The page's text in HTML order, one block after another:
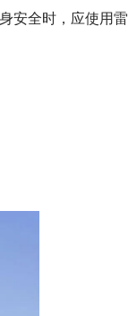
安全时，应使用雷